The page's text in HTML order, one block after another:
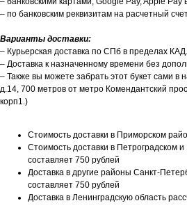
– по банковским реквизитам на расчетный
Варианты доставки:
– Курьерская доставка по СПб в пределах КАД.
– Доставка к назначенному времени без
– Также вы можете забрать этот букет сами в
д.14, 700 метров от метро Комендантский
корп1.)
Стоимость доставки в Приморском
Стоимость доставки в Петроградском
составляет 750 рублей
Доставка в другие районы Санкт-
составляет 750 рублей
Доставка в Ленинградскую область